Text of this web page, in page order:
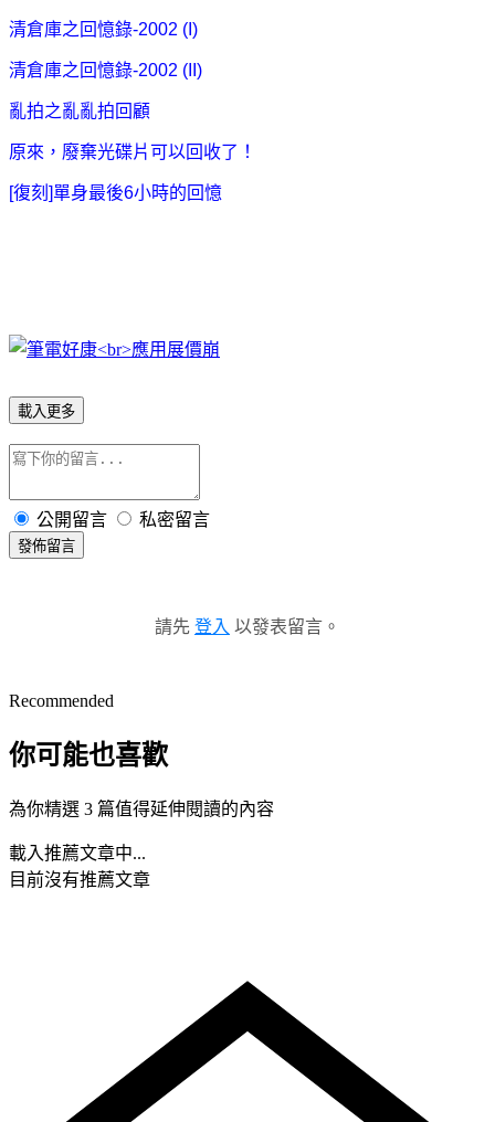
清倉庫之回憶錄-2002 (I)
清倉庫之回憶錄-2002 (II)
亂拍之亂亂拍回顧
原來，廢棄光碟片可以回收了！
[復刻]單身最後6小時的回憶
載入更多
公開留言 私密留言
發佈留言
請先 登入 以發表留言。
Recommended
你可能也喜歡
為你精選 3 篇值得延伸閱讀的內容
載入推薦文章中...
目前沒有推薦文章